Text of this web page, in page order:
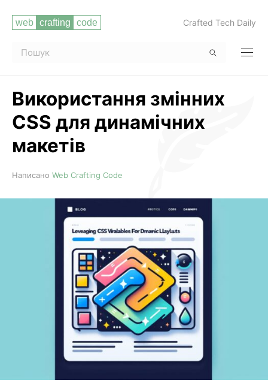
Crafted Tech Daily
Використання змінних
CSS для динамічних
макетів
Написано Web Crafting Code